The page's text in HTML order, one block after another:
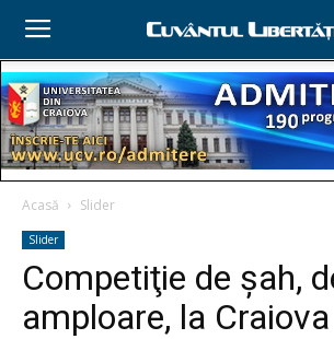
Acasă Slider
Slider
Competiţie de şah,
amploare, la Craiova